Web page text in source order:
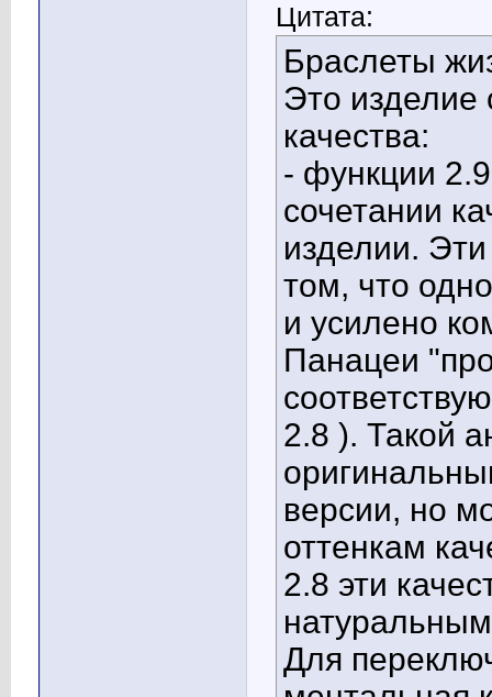
Цитата:
Браслеты
Это
качества:
- функции
сочетании
изделии.
том, что
и усилено
Панацеи
2.8 ). Такой
версии, но
оттенкам
2.8 эти
Для